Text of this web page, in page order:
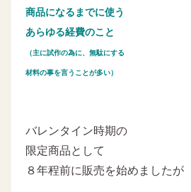
商品になるまでに使う
あらゆる経費のこと
（主に試作の為に、無駄にする
材料の事を言うことが多い）
バレンタイン時期の
限定商品として
８年程前に販売を始めましたが